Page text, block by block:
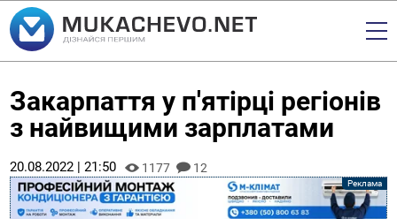
Закарпаття у п'ятірці регіонів
з найвищими зарплатами
20.08.2022 | 21:50 1177 12